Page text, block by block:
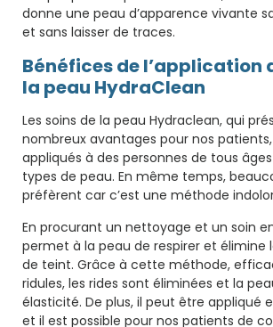
donne une peau d’apparence vivante
et sans laisser de traces.
Bénéfices de l’application
la peau HydraClean
Les soins de la peau Hydraclean, qui
nombreux avantages pour nos
appliqués à des personnes de tous
types de peau. En même temps,
préfèrent car c’est une méthode
En procurant un nettoyage et un soin
permet à la peau de respirer et élimine
de teint. Grâce à cette méthode,
ridules, les rides sont éliminées et la
élasticité. De plus, il peut être appliqué
et il est possible pour nos patients de